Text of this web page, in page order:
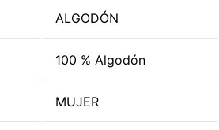
ALGODÓN
100 % Algodón
MUJER